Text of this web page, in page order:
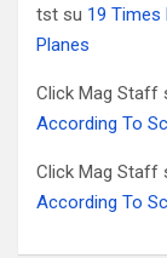
tst su 19 Times
Planes
Click Mag Staff
According To
Click Mag Staff
According To